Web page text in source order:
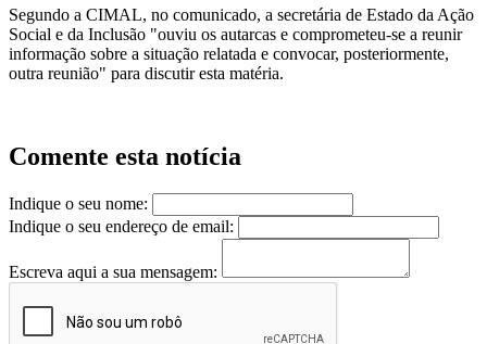
Segundo a CIMAL, no comunicado, a secretária de Estado da Ação
Social e da Inclusão "ouviu os autarcas e comprometeu-se a reunir
informação sobre a situação relatada e convocar, posteriormente,
outra reunião" para discutir esta matéria.
Comente esta notícia
Indique o seu nome:
Indique o seu endereço de email:
Escreva aqui a sua mensagem: